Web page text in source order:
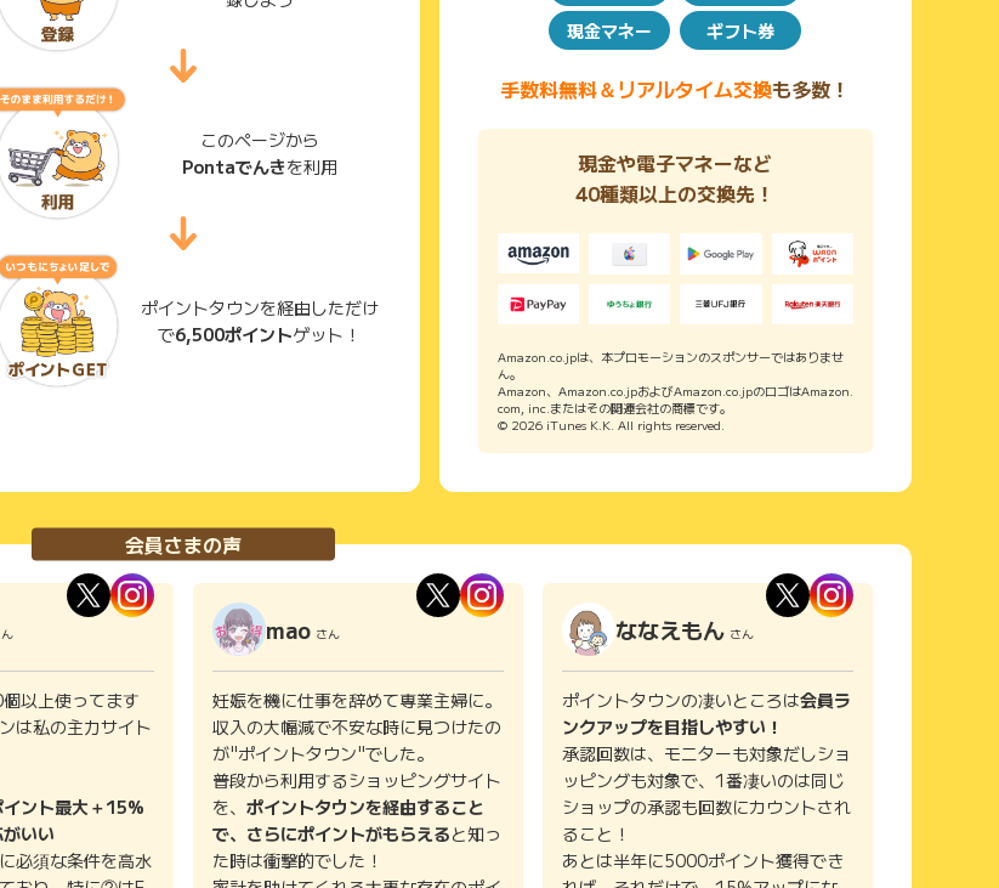
このページから
Pontaでんきを利用
ポイントタウンを経由しただけ
で6,500ポイントゲット！
現金マネー
ギフト券
手数料無料＆リアルタイム交換も多数！
現金や電子マネーなど
40種類以上の交換先！
Amazon.co.jpは、本プロモーションのスポンサーではありませ
ん。
Amazon、Amazon.co.jpおよびAmazon.co.jpのロゴはAmazon.
com, inc.またはその関連会社の商標です。
© 2026 iTunes K.K. All rights reserved.
会員さまの声
以上使ってます
は私の主力サイト
ント最大＋15%
いい
必須な条件を高水
mao さん
妊娠を機に仕事を辞めて専業主婦に。
収入の大幅減で不安な時に見つけたの
が"ポイントタウン"でした。
普段から利用するショッピングサイト
を、 ポイントタウンを経由すること
で、さらにポイントがもらえると知っ
た時は衝撃的でした！
ななえもん さん
ポイントタウンの凄いところは会員ラ
ンクアップを目指しやすい！
承認回数は、モニターも対象だしショ
ッピングも対象で、1番凄いのは同じ
ショップの承認も回数にカウントされ
ること！
あとは半年に5000ポイント獲得でき